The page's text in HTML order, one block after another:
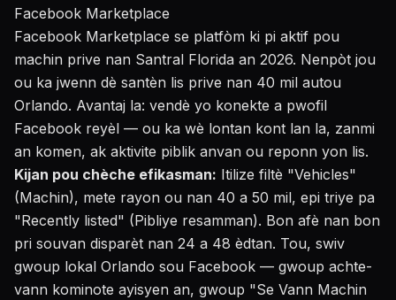
Facebook Marketplace
Facebook Marketplace se platfòm ki pi aktif pou
machin prive nan Santral Florida an 2026. Nenpòt jou
ou ka jwenn dè santèn lis prive nan 40 mil autou
Orlando. Avantaj la: vendè yo konekte a pwofil
Facebook reyèl — ou ka wè lontan kont lan la, zanmi
an komen, ak aktivite piblik anvan ou reponn yon lis.
Kijan pou chèche efikasman: Itilize filtè "Vehicles"
(Machin), mete rayon ou nan 40 a 50 mil, epi triye pa
"Recently listed" (Pibliye resamman). Bon afè nan bon
pri souvan disparèt nan 24 a 48 èdtan. Tou, swiv
gwoup lokal Orlando sou Facebook — gwoup achte-
vann kominote ayisyen an, gwoup "Se Vann Machin